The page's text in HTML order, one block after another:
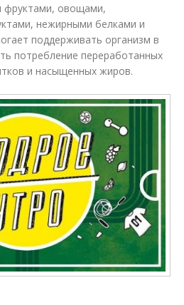
фруктами, овощами,
нежирными белками и
поддерживать организм в
потребление переработанных
и насыщенных жиров.